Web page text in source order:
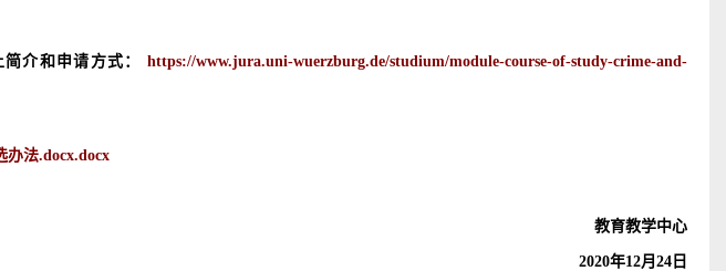
简介和申请方式：https://www.jura.uni-wuerzburg.de/studium/module-course-of-study-crime-and-
办法.docx.docx
教育教学中心
2020年12月24日